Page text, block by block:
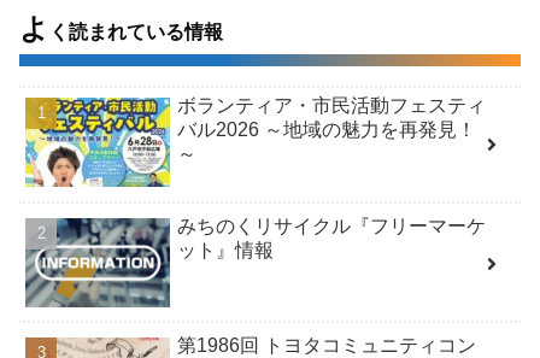
よ く読まれている情報
ボランティア・市民活動フェスティ
バル2026 ～地域の魅力を再発見！
～
みちのくリサイクル『フリーマーケ
ット』情報
第1986回 トヨタコミュニティコン